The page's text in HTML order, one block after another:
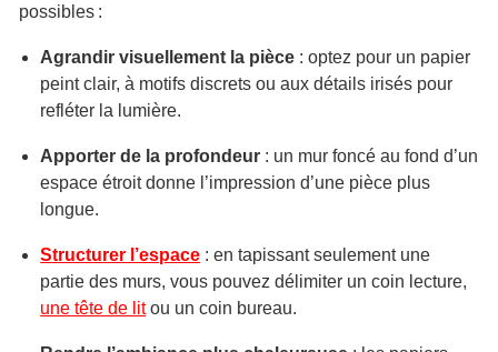
possibles :
Agrandir visuellement la pièce : optez pour un papier
peint clair, à motifs discrets ou aux détails irisés pour
refléter la lumière.
Apporter de la profondeur : un mur foncé au fond d’un
espace étroit donne l’impression d’une pièce plus
longue.
Structurer l’espace : en tapissant seulement une
partie des murs, vous pouvez délimiter un coin lecture,
une tête de litou un coin bureau.